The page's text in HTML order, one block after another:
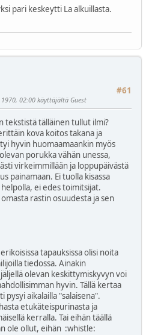
pari keskeytti La alkuillasta.
#61
02:00 käyttäjältä Guest
tekstistä tälläinen tullut ilmi?
kova koitos takana ja
hyvin huomaamaankin myös
porukka vähän unessa,
virkeimmillään ja loppupäivästä
painamaan. Ei tuolla kisassa
ei edes toimitsijat.
rastin osuudesta ja sen
tapauksissa olisi noita
tiedossa. Ainakin
olevan keskittymiskyvyn voi
hyvin. Tällä kertaa
pysyi aikalailla "salaisena".
etukäteispurinasta ja
kerralla. Tai eihän täällä
ole ollut, eihän :whistle: